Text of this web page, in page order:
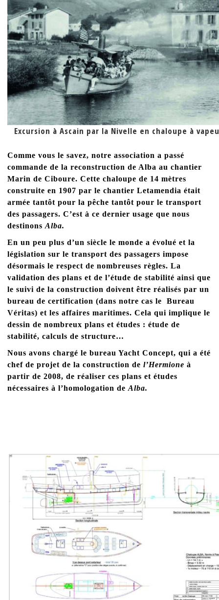
Excursion à Ascain par la Nivelle en chaloupe à
Comme vous le savez, notre association a passé
commande de la reconstruction de Alba au chantier
Marin de Ciboure. Cette chaloupe de 14 mètres
construite en 1907 par le chantier Letamendia était
armée tantôt pour la pêche tantôt pour le transport
des passagers. C’est à ce dernier usage que nous
destinons Alba.
En un peu plus d’un siècle le monde a évolué et la
législation sur le transport des passagers impose
désormais le respect de nombreuses règles. La
validation des plans et de l’étude de stabilité ainsi que
le suivi de la construction doivent être réalisés par un
bureau de certification (dans notre cas le Bureau
Véritas) et les affaires maritimes. Cela qui implique le
dessin de nombreux plans et études : étude de
stabilité, calculs de structure…
Nous avons chargé le bureau Yacht Concept, qui a été
chef de projet de la construction de l’Hermione à
partir de 2008, de réaliser ces plans et études
nécessaires à l’homologation de Alba.